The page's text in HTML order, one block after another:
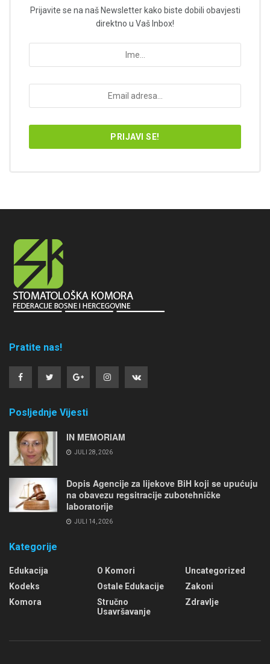
Prijavite se na naš Newsletter kako biste dobili obavjesti
direktno u Vaš Inbox!
Pratite nas!
Posljednje Vijesti
IN MEMORIAM
JULI 28, 2026
Dopis Agencije za lijekove BiH koji se upućuju
na obavezu regsitracije zubotehničke
laboratorije
JULI 14, 2026
Kategorije
Edukacija
Kodeks
Komora
O Komori
Ostale Edukacije
Stručno
Usavršavanje
Uncategorized
Zakoni
Zdravlje